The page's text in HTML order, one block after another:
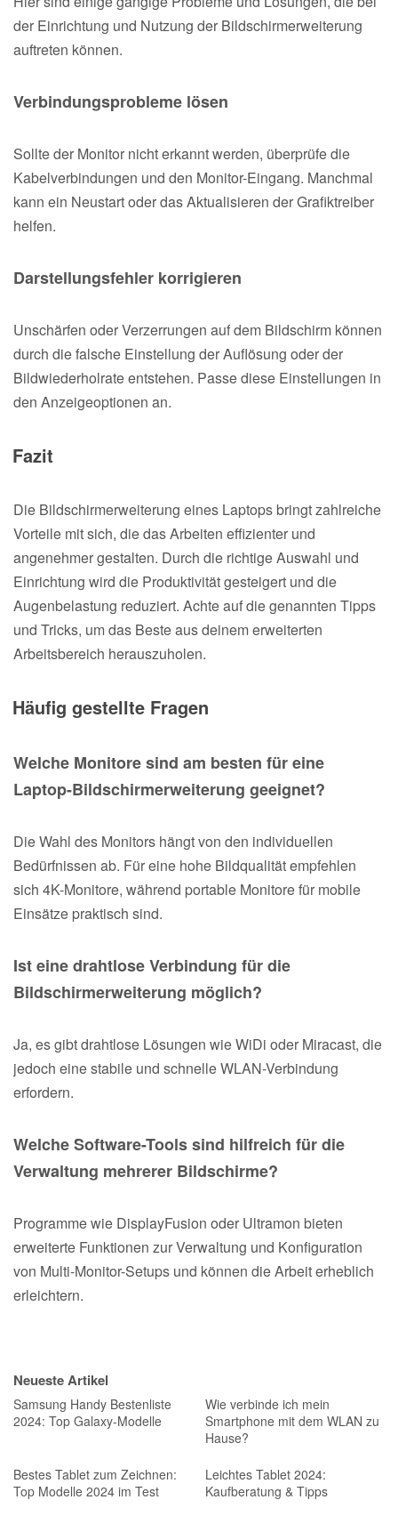
der Einrichtung und Nutzung der Bildschirmerweiterung
auftreten können.
Verbindungsprobleme lösen
Sollte der Monitor nicht erkannt werden, überprüfe die
Kabelverbindungen und den Monitor-Eingang. Manchmal
kann ein Neustart oder das Aktualisieren der Grafiktreiber
helfen.
Darstellungsfehler korrigieren
Unschärfen oder Verzerrungen auf dem Bildschirm können
durch die falsche Einstellung der Auflösung oder der
Bildwiederholrate entstehen. Passe diese Einstellungen in
den Anzeigeoptionen an.
Fazit
Die Bildschirmerweiterung eines Laptops bringt zahlreiche
Vorteile mit sich, die das Arbeiten effizienter und
angenehmer gestalten. Durch die richtige Auswahl und
Einrichtung wird die Produktivität gesteigert und die
Augenbelastung reduziert. Achte auf die genannten Tipps
und Tricks, um das Beste aus deinem erweiterten
Arbeitsbereich herauszuholen.
Häufig gestellte Fragen
Welche Monitore sind am besten für eine
Laptop-Bildschirmerweiterung geeignet?
Die Wahl des Monitors hängt von den individuellen
Bedürfnissen ab. Für eine hohe Bildqualität empfehlen
sich 4K-Monitore, während portable Monitore für mobile
Einsätze praktisch sind.
Ist eine drahtlose Verbindung für die
Bildschirmerweiterung möglich?
Ja, es gibt drahtlose Lösungen wie WiDi oder Miracast, die
jedoch eine stabile und schnelle WLAN-Verbindung
erfordern.
Welche Software-Tools sind hilfreich für die
Verwaltung mehrerer Bildschirme?
Programme wie DisplayFusion oder Ultramon bieten
erweiterte Funktionen zur Verwaltung und Konfiguration
von Multi-Monitor-Setups und können die Arbeit erheblich
erleichtern.
Neueste Artikel
Samsung Handy Bestenliste
2024: Top Galaxy-Modelle
Wie verbinde ich mein
Smartphone mit dem WLAN zu
Hause?
Bestes Tablet zum Zeichnen:
Top Modelle 2024 im Test
Leichtes Tablet 2024:
Kaufberatung & Tipps